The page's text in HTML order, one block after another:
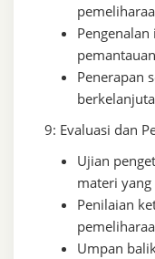
Penerapan
9: Evaluasi dan
Ujian
materi
Penilaian
Umpan